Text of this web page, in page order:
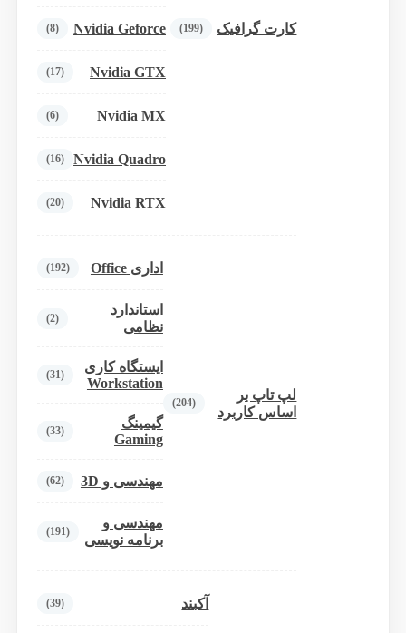
کارت گرافیک (199)
Nvidia Geforce
(8)
Nvidia GTX
(17)
Nvidia MX
(6)
Nvidia Quadro
(16)
Nvidia RTX
(20)
لپ تاپ بر
اساس کاربرد
(204)
اداری Office (192)
استاندارد
نظامی
(2)
ایستگاه کاری
Workstation
(31)
گیمینگ
Gaming
(33)
مهندسی و 3D (62)
مهندسی و
برنامه نویسی
(191)
آکبند (39)